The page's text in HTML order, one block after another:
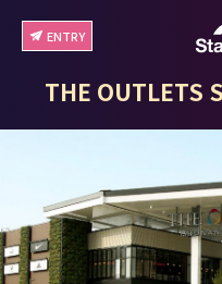
ENTRY
THE OUTLETS